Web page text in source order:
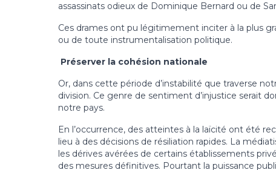
assassinats odieux de Dominique Bernard ou de
Ces drames ont pu légitimement inciter à la plus
ou de toute instrumentalisation politique.
Préserver la cohésion nationale
Or, dans cette période d’instabilité que traverse
division. Ce genre de sentiment d’injustice serait
notre pays.
En l’occurrence, des atteintes à la laïcité ont été
lieu à des décisions de résiliation rapides. La
les dérives avérées de certains établissements
des mesures définitives. Pourtant la puissance